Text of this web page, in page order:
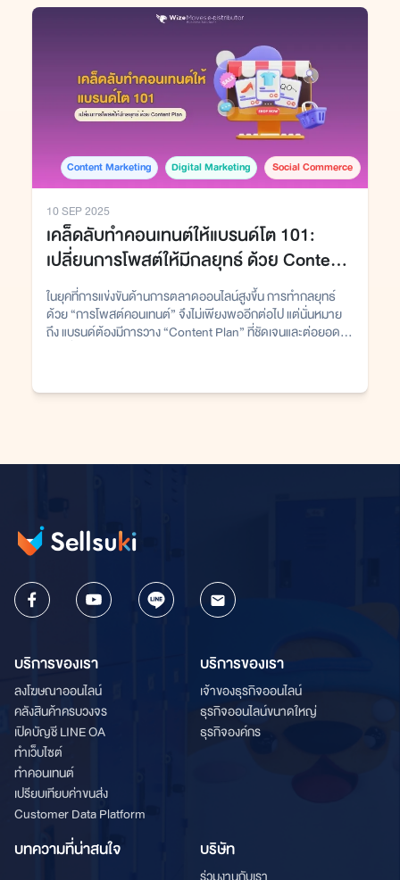
Content Marketing Digital Marketing Social Commerce
10 SEP 2025
เคล็ดลับทำคอนเทนต์ให้แบรนด์โต 101:
เปลี่ยนการโพสต์ให้มีกลยุทธ์ ด้วย Content
Plan
ในยุคที่การแข่งขันด้านการตลาดออนไลน์สูงขึ้น การทำกลยุทธ์
ด้วย “การโพสต์คอนเทนต์” จึงไม่เพียงพออีกต่อไป แต่นั่นหมาย
ถึง แบรนด์ต้องมีการวาง “Content Plan” ที่ชัดเจนและต่อยอด
บริการของเรา
ลงโฆษณาออนไลน์
คลังสินค้าครบวงจร
เปิดบัญชี LINE OA
ทำเว็บไซต์
ทำคอนเทนต์
เปรียบเทียบค่าขนส่ง
Customer Data Platform
บริการของเรา
เจ้าของธุรกิจออนไลน์
ธุรกิจออนไลน์ขนาดใหญ่
ธุรกิจองค์กร
บทความที่น่าสนใจ บริษัท